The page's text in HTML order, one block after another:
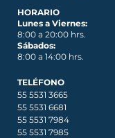
HORARIO
Lunes a Viernes:
8:00 a 20:00 hrs.
Sábados:
8:00 a 14:00 hrs.
TELÉFONO
55 5531 3665
55 5531 6681
55 5531 7984
55 5531 7985